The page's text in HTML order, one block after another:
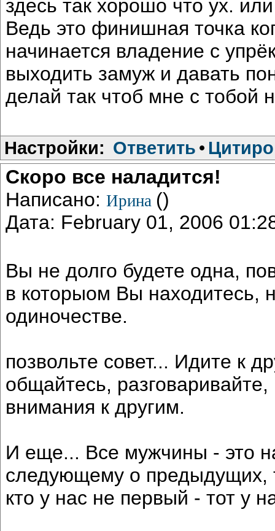
здесь так хорошо что ух.
Ведь это финишная точка
начинается владение с
выходить замуж и давать
делай так чтоб мне с тобой
Настройки: Ответить •
Скоро все наладится!
Написано: Ирина ()
Дата: February 01, 2006
Вы не долго будете одна,
в которыом Вы находитесь,
одиночестве.
позвольте совет... Идите к
общайтесь,
внимания к другим.
И еще... Все мужчины - это
следующему о предыдущих,
кто у нас не первый - тот у